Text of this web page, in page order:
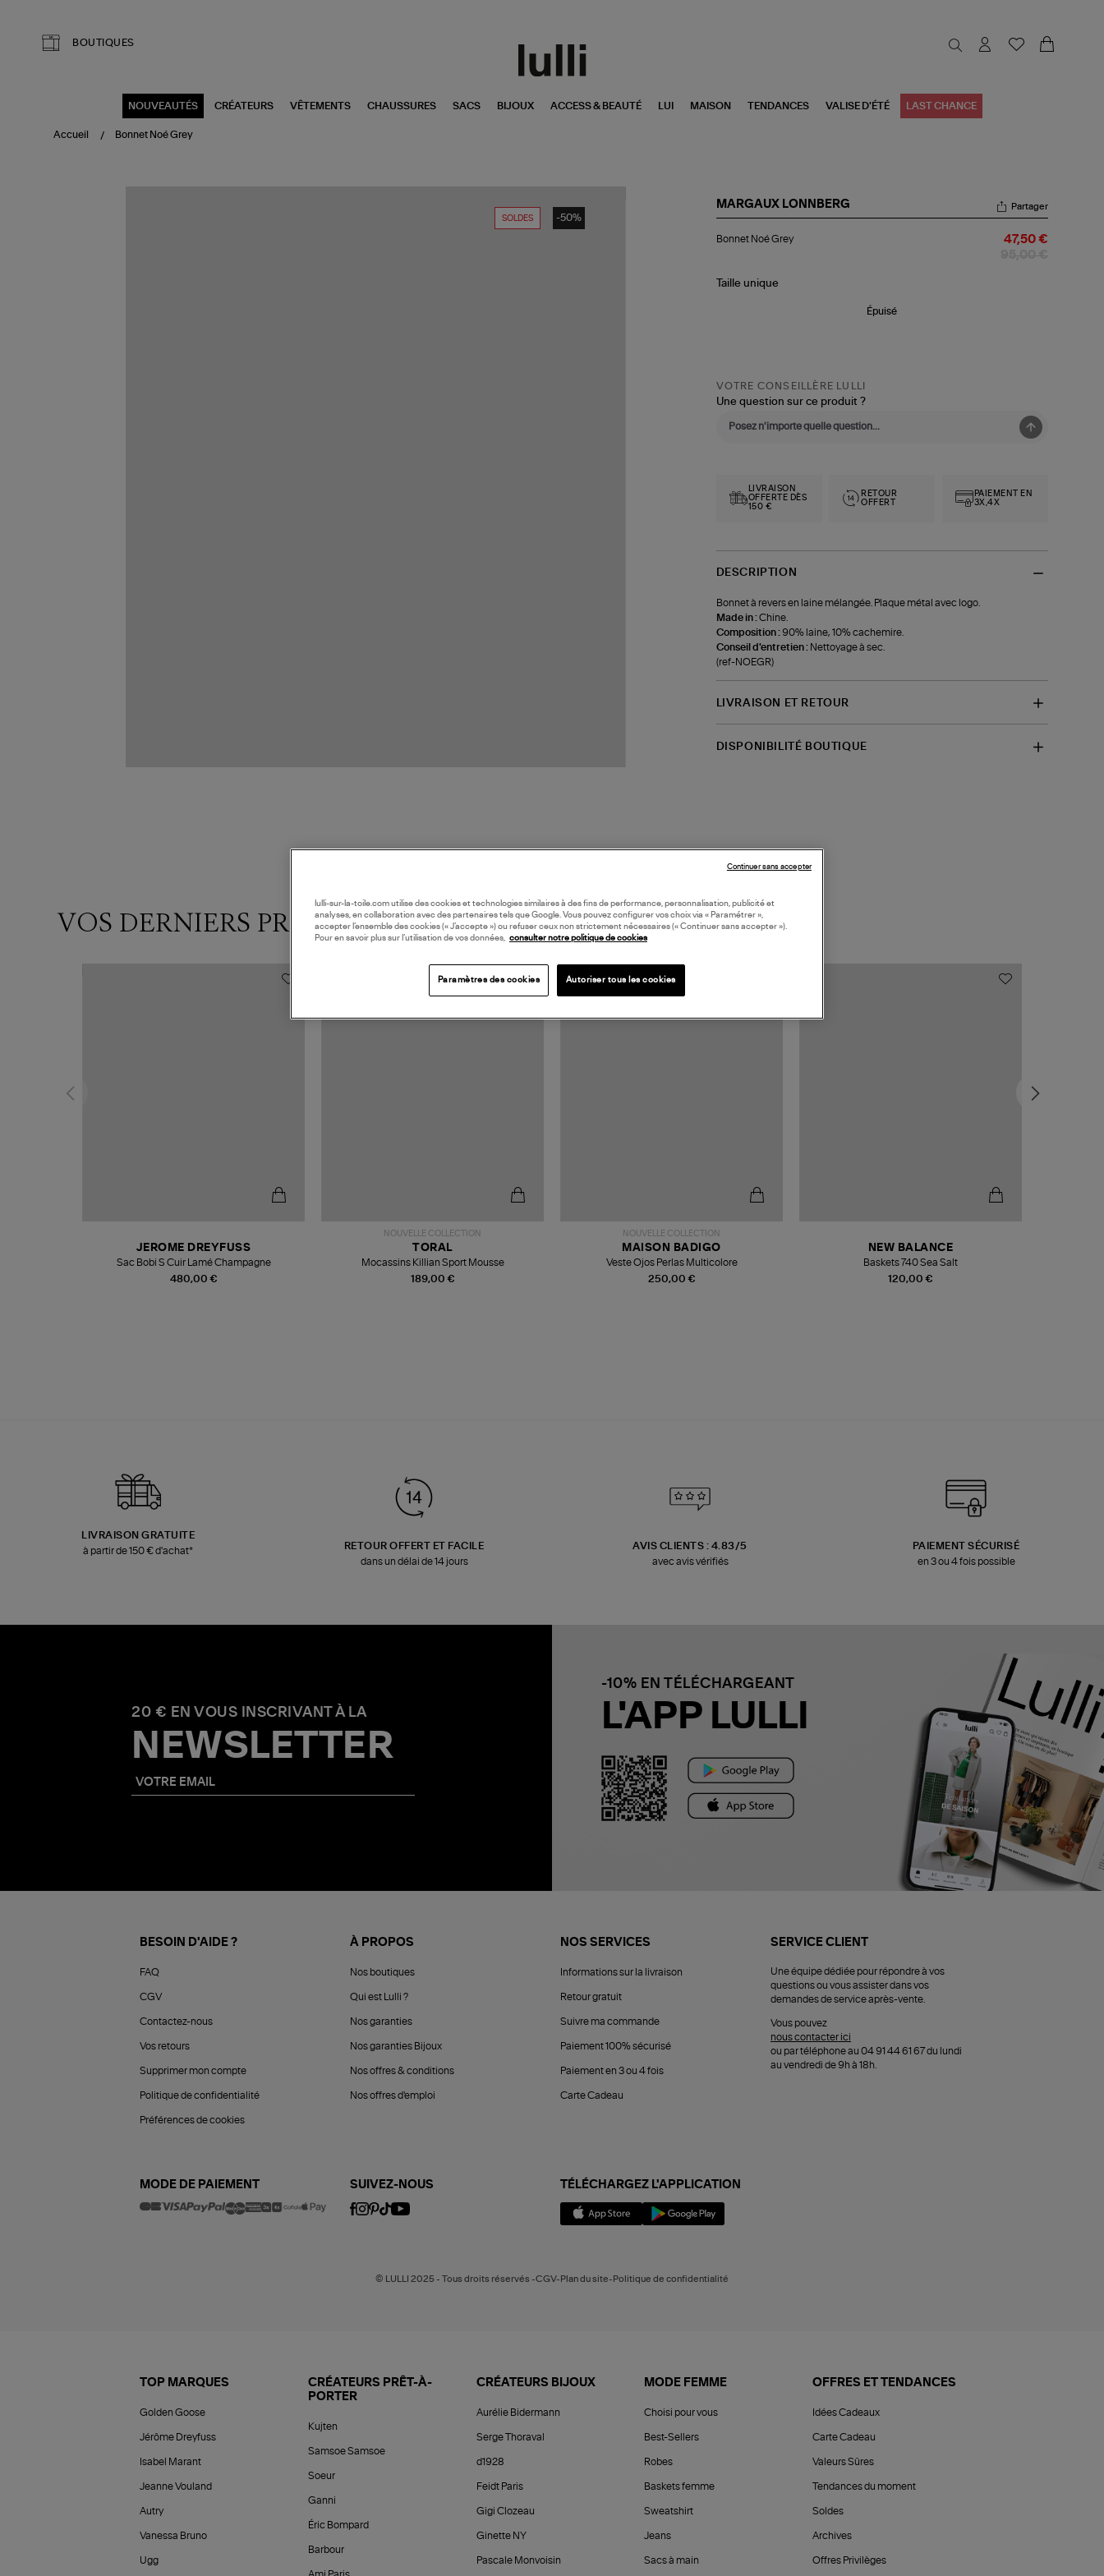
BOUTIQUES
NOUVEAUTÉS CRÉATEURS VÊTEMENTS CHAUSSURES SACS BIJOUX ACCESS & BEAUTÉ LUI MAISON TENDANCES VALISE D'ÉTÉ LAST CHANCE
Accueil Bonnet Noé Grey
SOLDES -50%
MARGAUX LONNBERG
Noé
Partager
Bonnet Noé Grey 47,50 €
Taille unique
Épuisé
VOTRE CONSEILLÈRE LULLI
Une question sur ce produit ?
LIVRAISON
OFFERTE DÈS
150 €
RETOUR
OFFERT
PAIEMENT EN
3X,4X
DESCRIPTION
Bonnet à revers en laine mélangée. Plaque métal avec logo.
Made in :Chine.
Composition : 90% laine, 10% cachemire.
Conseil d'entretien : Nettoyage à sec.
(ref-NOEGR)
LIVRAISON ET RETOUR
DISPONIBILITÉ BOUTIQUE
VOS DERNIERS PRODUITS VUS
480,00 €
JEROME DREYFUSS
Sac Bobi S Cuir Lamé Champagne
NOUVELLE COLLECTION
189,00 €
TORAL
Mocassins Killian Sport Mousse
NOUVELLE COLLECTION
250,00 €
MAISON BADIGO
Veste Ojos Perlas Multicolore
120,00 €
NEW BALANCE
Baskets 740 Sea Salt
LIVRAISON GRATUITE
à partir de 150 € d'achat*
RETOUR OFFERT ET FACILE
dans un délai de 14 jours
AVIS CLIENTS : 4.83/5
avec avis vérifiés
PAIEMENT SÉCURISÉ
en 3 ou 4 fois possible
20 € EN VOUS INSCRIVANT À LA
NEWSLETTER
-10% EN TÉLÉCHARGEANT
L'APP LULLI
BESOIN D'AIDE ?
FAQ
CGV
Contactez-nous
Vos retours
Supprimer mon compte
Politique de confidentialité
Préférences de cookies
À PROPOS
Nos boutiques
Qui est Lulli ?
Nos garanties
Nos garanties Bijoux
Nos offres & conditions
Nos offres d'emploi
NOS SERVICES
Informations sur la livraison
Retour gratuit
Suivre ma commande
Paiement 100% sécurisé
Paiement en 3 ou 4 fois
Carte Cadeau
SERVICE CLIENT
Une équipe dédiée pour répondre à vos
questions ou vous assister dans vos
demandes de service après-vente.
Vous pouvez
nous contacter ici
ou par téléphone au 04 91 44 61 67 du lundi
au vendredi de 9h à 18h.
MODE DE PAIEMENT SUIVEZ-NOUS TÉLÉCHARGEZ L'APPLICATION
© LULLI 2025 - Tous droits réservés -CGV-Plan du site-Politique de confidentialité
TOP MARQUES
Golden Goose
Jérôme Dreyfuss
Isabel Marant
Jeanne Vouland
Autry
Vanessa Bruno
Ugg
CRÉATEURS PRÊT-À-
PORTER
Kujten
Samsoe Samsoe
Soeur
Ganni
Éric Bompard
Barbour
CRÉATEURS BIJOUX
Aurélie Bidermann
Serge Thoraval
d1928
Feidt Paris
Gigi Clozeau
Ginette NY
Pascale Monvoisin
MODE FEMME
Choisi pour vous
Best-Sellers
Robes
Baskets femme
Sweatshirt
Jeans
Sacs à main
OFFRES ET TENDANCES
Idées Cadeaux
Carte Cadeau
Valeurs Sûres
Tendances du moment
Soldes
Archives
Offres Privilèges
lulli-sur-la-toile.com utilise des cookies et technologies similaires à des fins de performance, personnalisation, publicité et
analyses, en collaboration avec des partenaires tels que Google. Vous pouvez configurer vos choix via « Paramétrer »,
accepter l’ensemble des cookies (« J’accepte ») ou refuser ceux non strictement nécessaires (« Continuer sans accepter »).
Pour en savoir plus sur l’utilisation de vos données,
consulter notre politique de cookies
Paramètres des cookies Autoriser tous les cookies
Continuer sans accepter